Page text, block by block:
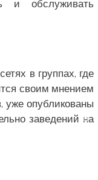
и обслуживать
в группах, где
своим мнением
уже опубликованы
заведений на